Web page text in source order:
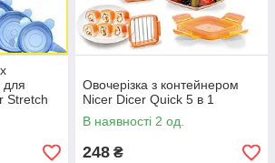
для
Stretch
Овочерізка з контейнером
Nicer Dicer Quick 5 в 1
В наявності 2 од.
248 ₴